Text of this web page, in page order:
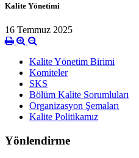
Kalite Yönetimi
16 Temmuz 2025
Kalite Yönetim Birimi
Komiteler
SKS
Bölüm Kalite Sorumluları
Organizasyon Şemaları
Kalite Politikamız
Yönlendirme